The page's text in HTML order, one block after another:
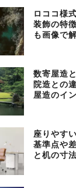
ロココ様
装飾の特
も画像で
数寄屋造
院造との
屋造のイ
座りやす
基準点や
と机の寸